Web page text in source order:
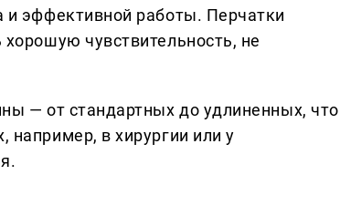
и эффективной работы. Перчатки
чувствительность, не
— от стандартных до удлиненных, что
в хирургии или у